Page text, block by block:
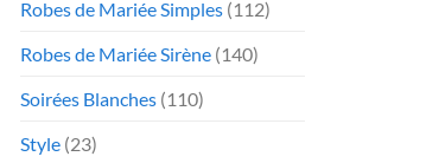
Robes de Mariée Simples (112)
Robes de Mariée Sirène (140)
Soirées Blanches (110)
Style (23)